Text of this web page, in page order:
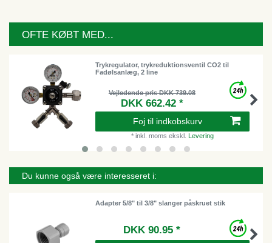
OFTE KØBT MED...
Trykregulator, trykreduktionsventil CO2 til
Fadølsanlæg, 2 line
Vejledende pris DKK 739.08
DKK 662.42 *
Foj til indkobskurv
* inkl. moms ekskl. Levering
Du kunne også være interesseret i:
Adapter 5/8" til 3/8" slanger påskruet stik
DKK 90.95 *